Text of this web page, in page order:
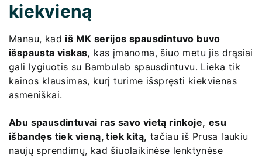
kiekvieną
Manau, kad iš MK serijos spausdintuvo buvo
išspausta viskas, kas įmanoma, šiuo metu jis drąsiai
gali lygiuotis su Bambulab spausdintuvu. Lieka tik
kainos klausimas, kurį turime išspręsti kiekvienas
asmeniškai.
Abu spausdintuvai ras savo vietą rinkoje, esu
išbandęs tiek vieną, tiek kitą, tačiau iš Prusa laukiu
naujų sprendimų, kad šiuolaikinėse lenktynėse